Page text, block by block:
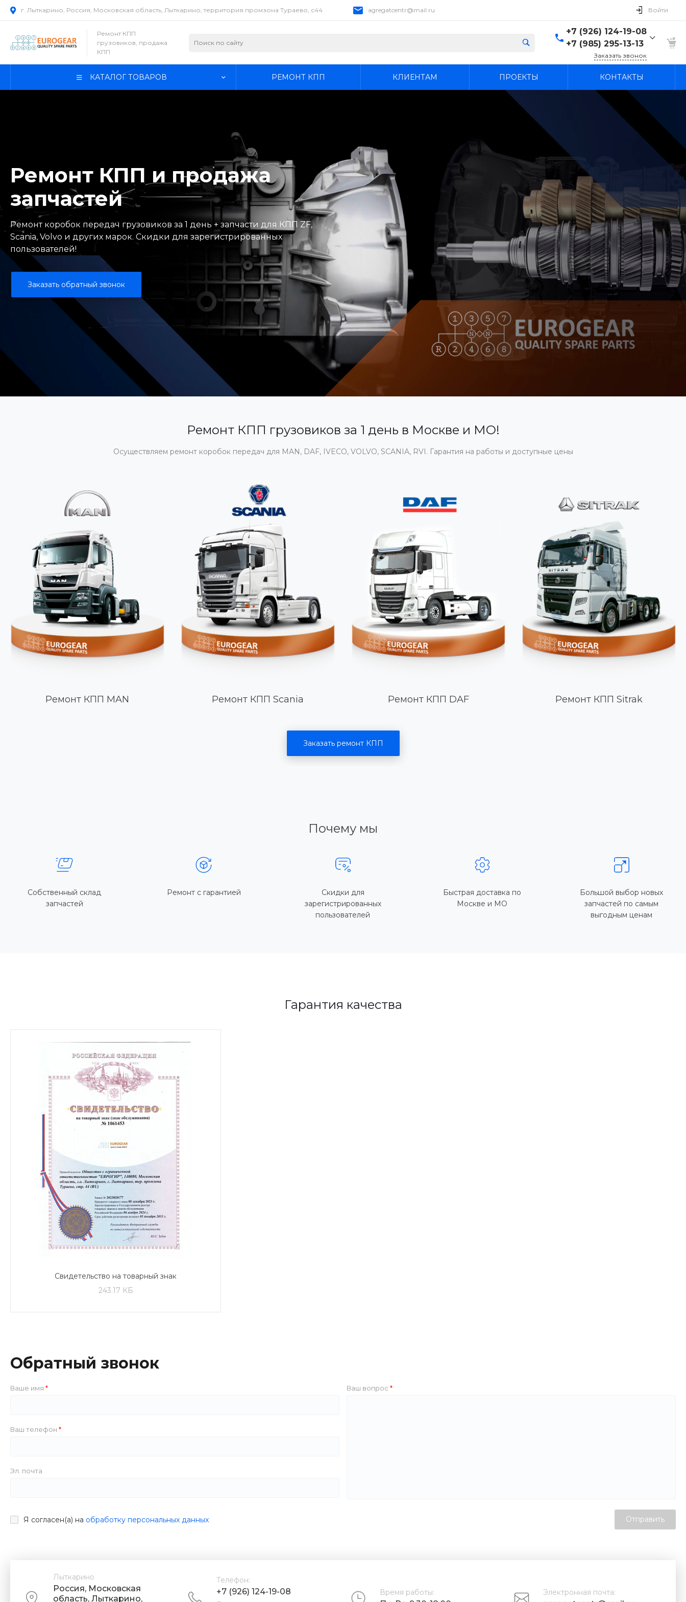
г. Лыткарино, Россия, Московская область, Лыткарино, территория промзона Тураево, с44 agregatcentr@mail.ru Войти
Ремонт КПП
грузовиков, продажа
КПП
+7 (926) 124-19-08
+7 (985) 295-13-13
+7 (926) 124-19-08
г. Лыткарино, Россия,
Московская область,
Лыткарино, территория
промзона Тураево, с44
Заказать звонок
КАТАЛОГ ТОВАРОВ РЕМОНТ КПП КЛИЕНТАМ ПРОЕКТЫ КОНТАКТЫ
Ремонт КПП и продажа
запчастей
Ремонт коробок передач грузовиков за 1 день + запчасти для КПП ZF,
Scania, Volvo и других марок. Скидки для зарегистрированных
пользователей!
Заказать обратный звонок
Ремонт КПП грузовиков за 1 день в Москве и МО!
Осуществляем ремонт коробок передач для MAN, DAF, IVECO, VOLVO, SCANIA, RVI. Гарантия на работы и доступные цены
Ремонт КПП MAN Ремонт КПП Scania Ремонт КПП DAF Ремонт КПП Sitrak
Заказать ремонт КПП
Почему мы
Собственный склад
запчастей
Ремонт с гарантией
Скидки для
зарегистрированных
пользователей
Быстрая доставка по
Москве и МО
Большой выбор новых
запчастей по самым
выгодным ценам
Гарантия качества
Свидетельство на товарный знак
243.17 КБ
Обратный звонок
Ваше имя Ваш вопрос
Ваш телефон
Эл. почта
Я согласен(а) на обработку персональных данных Отправить
Лыткарино
Россия, Московская
область, Лыткарино,
Телефон:
+7 (926) 124-19-08 Время работы: Электронная почта: